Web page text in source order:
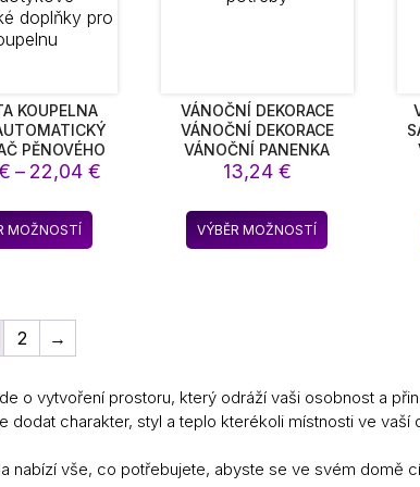
stránce
KOUPELNA
PĚNOVÉHO
SENSOR
DOPLŇKY
– 22,04 €Rozpětí
MOŽNOSTÍ
Tento
produkt
vybrat
na
stránce
produktu
VÁNOČNÍ DEKORACE
VÁNOČNÍ DEKORACE
VÁNOČNÍ PANENKA
SLAVNOSTNÍ DEKORACE
VÁNOČNÍ POTŘEBY
13,24 €
VÝBĚR MOŽNOSTÍ
Tento
produkt
vybrat
produktu
2 →
o vytvoření prostoru, který odráží vaši osobnost a
charakter, styl a teplo kterékoli místnosti ve vaší
vše, co potřebujete, abyste se ve svém domě